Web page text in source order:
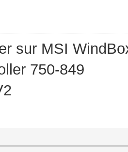
sur MSI
750-849